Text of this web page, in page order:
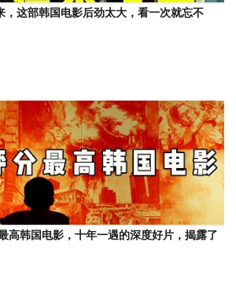
，这部韩国电影后劲太大，看一次就忘不
高韩国电影，十年一遇的深度好片，揭露了